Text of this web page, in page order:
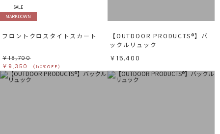
SALE
MARKDOWN
フロントクロスタイトスカート
￥18,700
￥9,350
（50%OFF）
【OUTDOOR PRODUCTS®︎】バ
ックルリュック
￥15,400